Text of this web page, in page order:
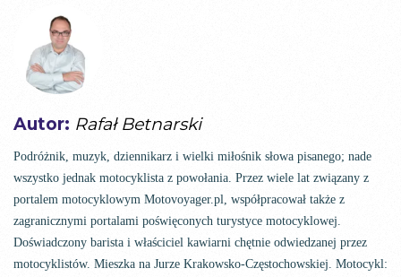
Autor: Rafał Betnarski
Podróżnik, muzyk, dziennikarz i wielki miłośnik słowa pisanego; nade
wszystko jednak motocyklista z powołania. Przez wiele lat związany z
portalem motocyklowym Motovoyager.pl, współpracował także z
zagranicznymi portalami poświęconych turystyce motocyklowej.
Doświadczony barista i właściciel kawiarni chętnie odwiedzanej przez
motocyklistów. Mieszka na Jurze Krakowsko-Częstochowskiej. Motocykl: